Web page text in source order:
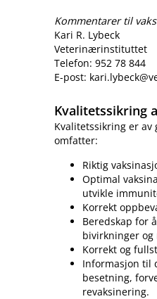
Kommentarer til
Kari R. Lybeck
Veterinærinstituttet
Telefon: 952 78 844
E-post:
Kvalitetssikring
Kvalitetssikring er
omfatter:
Riktig
Optimal
utvikle
Korrekt
Beredskap for
bivirkninger
Korrekt og
Informasjon til
besetning,
revaksinering.